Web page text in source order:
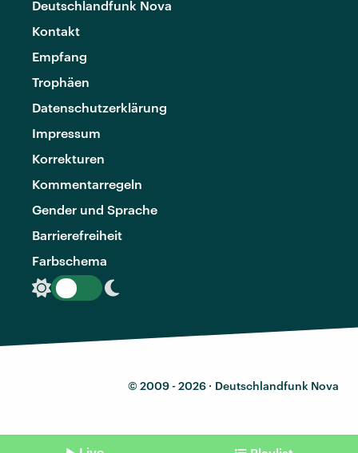
Deutschlandfunk Nova
Kontakt
Empfang
Trophäen
Datenschutzerklärung
Impressum
Korrekturen
Kommentarregeln
Gender und Sprache
Barrierefreiheit
Farbschema
© 2009 - 2026 · Deutschlandfunk Nova